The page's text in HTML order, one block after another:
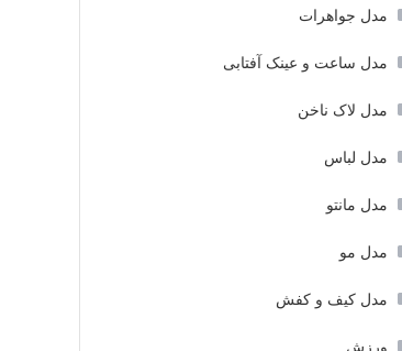
مدل جواهرات
مدل ساعت و عینک آفتابی
مدل لاک ناخن
مدل لباس
مدل مانتو
مدل مو
مدل کیف و کفش
ورزش